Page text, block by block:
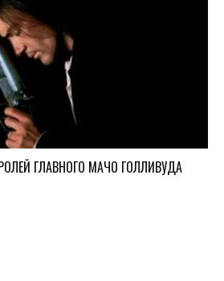
ГЛАВНОГО МАЧО ГОЛЛИВУДА